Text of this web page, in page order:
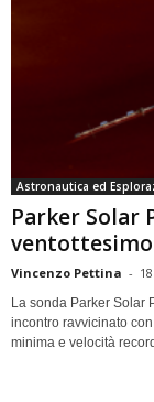
Astronautica ed
Parker Solar
ventottesimo
Vincenzo Pettina -
La sonda Parker Solar
incontro ravvicinato
minima e velocità